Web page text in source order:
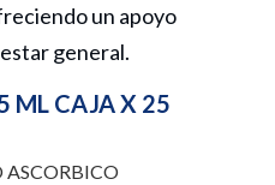
un apoyo
general.
ML CAJA X 25
ASCORBICO